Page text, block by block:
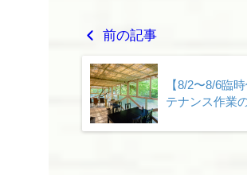
前の記事
【8/2〜8/6臨
テナンス作業